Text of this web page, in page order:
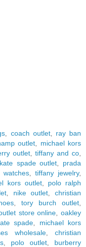
coach outlet, ray ban
outlet
michael kors
outlet tiffany and co
kate spade outlet
prada
watches, tiffany jewelry,
kors outlet
polo ralph
, nike outlet ,christian
tory burch outlet
store online
oakley
spade
michael kors
wholesale,christian
, polo outlet, burberry